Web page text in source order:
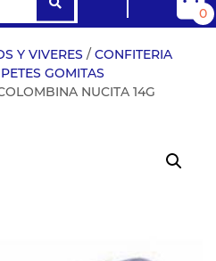
0
Y VIVERES / CONFITERIA
GOMITAS
NUCITA 14G